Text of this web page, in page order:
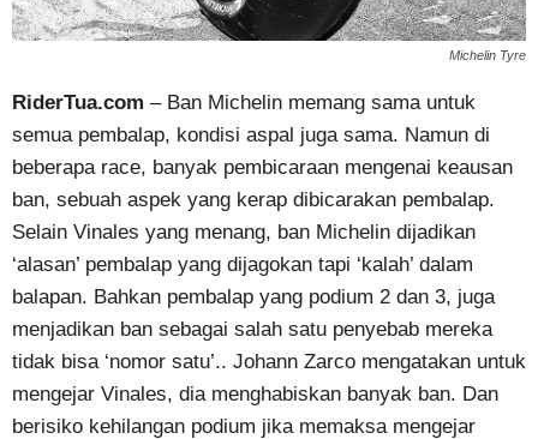
Michelin Tyre
RiderTua.com – Ban Michelin memang sama untuk
semua pembalap, kondisi aspal juga sama. Namun di
beberapa race, banyak pembicaraan mengenai keausan
ban, sebuah aspek yang kerap dibicarakan pembalap.
Selain Vinales yang menang, ban Michelin dijadikan
‘alasan’ pembalap yang dijagokan tapi ‘kalah’ dalam
balapan. Bahkan pembalap yang podium 2 dan 3, juga
menjadikan ban sebagai salah satu penyebab mereka
tidak bisa ‘nomor satu’.. Johann Zarco mengatakan untuk
mengejar Vinales, dia menghabiskan banyak ban. Dan
berisiko kehilangan podium jika memaksa mengejar